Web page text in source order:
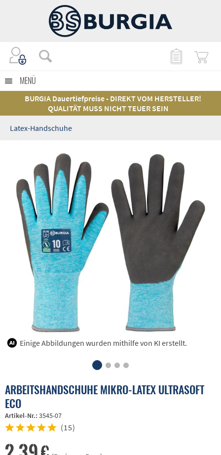
MENÜ
BURGIA Dauertiefpreise - DIREKT VOM HERSTELLER!
QUALITÄT MUSS NICHT TEUER SEIN
Latex-Handschuhe
Einige Abbildungen wurden mithilfe von KI erstellt.
ARBEITSHANDSCHUHE MIKRO-LATEX ULTRASOFT
ECO
Artikel-Nr.: 3545-07
(15)